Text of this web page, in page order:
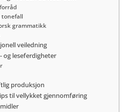
tonefall
grammatikk
veiledning
og leseferdigheter
produksjon
til vellykket gjennomføring